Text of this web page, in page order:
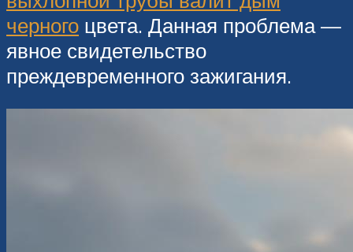
черного цвета. Данная проблема —
явное свидетельство
преждевременного зажигания.